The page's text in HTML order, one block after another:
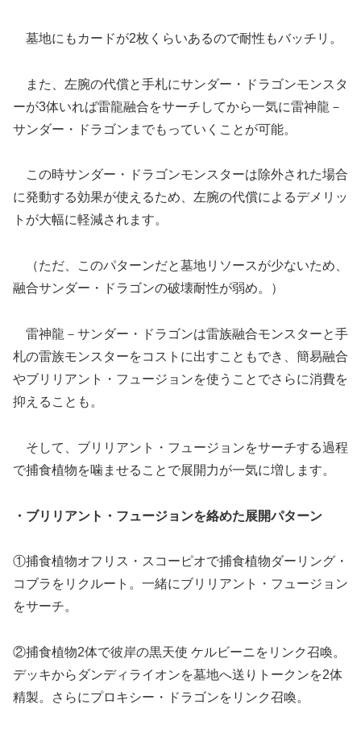
墓地にもカードが2枚くらいあるので耐性もバッチリ。
また、左腕の代償と手札にサンダー・ドラゴンモンスタ
ーが3体いれば雷龍融合をサーチしてから一気に雷神龍－
サンダー・ドラゴンまでもっていくことが可能。
この時サンダー・ドラゴンモンスターは除外された場合
に発動する効果が使えるため、左腕の代償によるデメリッ
トが大幅に軽減されます。
（ただ、このパターンだと墓地リソースが少ないため、
融合サンダー・ドラゴンの破壊耐性が弱め。）
雷神龍－サンダー・ドラゴンは雷族融合モンスターと手
札の雷族モンスターをコストに出すこともでき、簡易融合
やブリリアント・フュージョンを使うことでさらに消費を
抑えることも。
そして、ブリリアント・フュージョンをサーチする過程
で捕食植物を噛ませることで展開力が一気に増します。
・ブリリアント・フュージョンを絡めた展開パターン
①捕食植物オフリス・スコーピオで捕食植物ダーリング・
コブラをリクルート。一緒にブリリアント・フュージョン
をサーチ。
②捕食植物2体で彼岸の黒天使 ケルビーニをリンク召喚。
デッキからダンディライオンを墓地へ送りトークンを2体
精製。さらにプロキシー・ドラゴンをリンク召喚。